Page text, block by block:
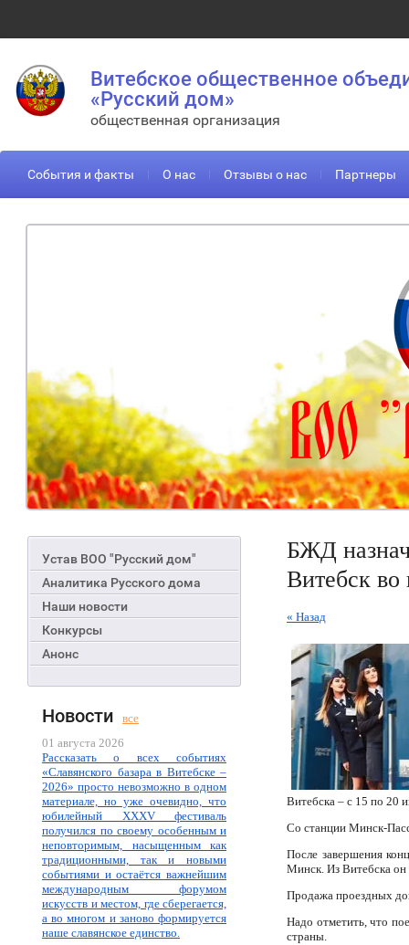
Витебское общественное
«Русский дом»
общественная организация
События и факты О нас Отзывы о нас Партнеры
Устав ВОО "Русский дом"
Аналитика Русского дома
Наши новости
Конкурсы
Анонс
Новости
все
01 августа 2026
Рассказать о всех событиях
«Славянского базара в Витебске –
2026» просто невозможно в одном
материале, но уже очевидно, что
юбилейный XXXV фестиваль
получился по своему особенным и
неповторимым, насыщенным как
традиционными, так и новыми
событиями и остаётся важнейшим
международным форумом
искусств и местом, где сберегается,
а во многом и заново формируется
наше славянское единство.
БЖД
Витебск во
« Назад
Витебска – с 15 по 20
Со станции Минск-
После завершения
Минск. Из Витебска он
Продажа проездных
Надо отметить, что
страны.